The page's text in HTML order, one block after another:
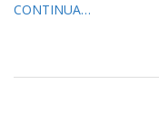
CONTINUA…